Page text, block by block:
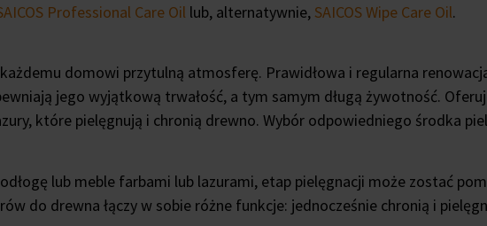
Professional Care Oil lub, alternatywnie, SAICOS Wipe Care Oil.
domowi przytulną atmosferę. Prawidłowa i regularna
jego wyjątkową trwałość, a tym samym długą żywotność.
które pielęgnują i chronią drewno. Wybór odpowiedniego środka
lub meble farbami lub lazurami, etap pielęgnacji może zostać
do drewna łączy w sobie różne funkcje: jednocześnie chronią i